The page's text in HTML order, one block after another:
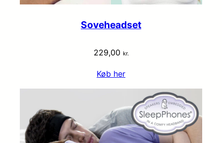
Soveheadset
229,00 kr.
Køb her